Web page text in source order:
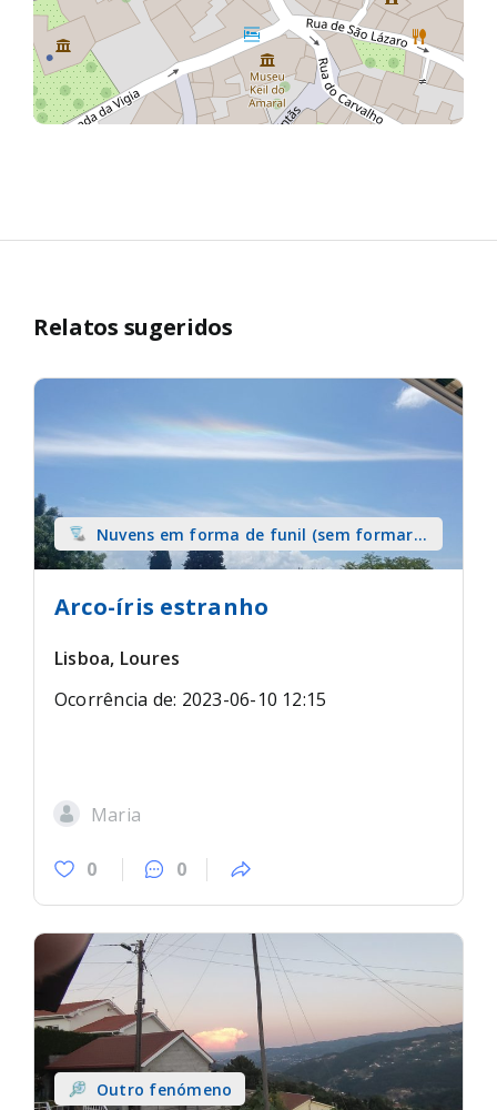
Relatos sugeridos
Nuvens em forma de funil (sem formar
tromba) sobre terra
Arco-íris estranho
Lisboa, Loures
Ocorrência de: 2023-06-10 12:15
Maria
0 0
Outro fenómeno